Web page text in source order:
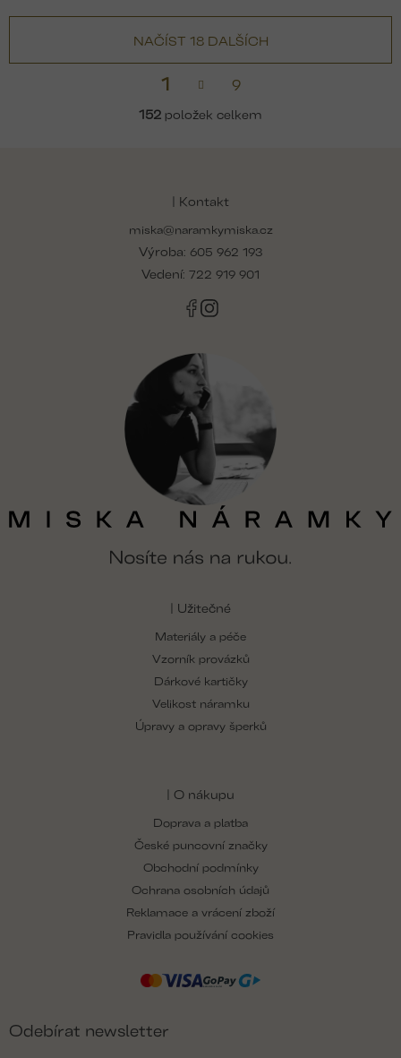
NAČÍST 18 DALŠÍCH
S
t
á
n
1 9
152 položek celkem
| Kontakt
miska@naramkymiska.cz
Výroba: 605 962 193
Vedení: 722 919 901
| Užitečné
Materiály a péče
Vzorník provázků
Dárkové kartičky
Velikost náramku
Úpravy a opravy šperků
| O nákupu
Doprava a platba
České puncovní značky
Obchodní podmínky
Ochrana osobních údajů
Reklamace a vrácení zboží
Pravidla používání cookies
Odebírat newsletter